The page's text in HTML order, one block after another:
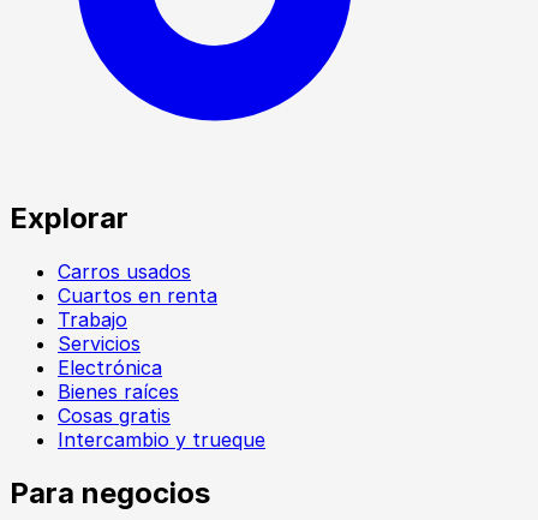
Explorar
Carros usados
Cuartos en renta
Trabajo
Servicios
Electrónica
Bienes raíces
Cosas gratis
Intercambio y trueque
Para negocios